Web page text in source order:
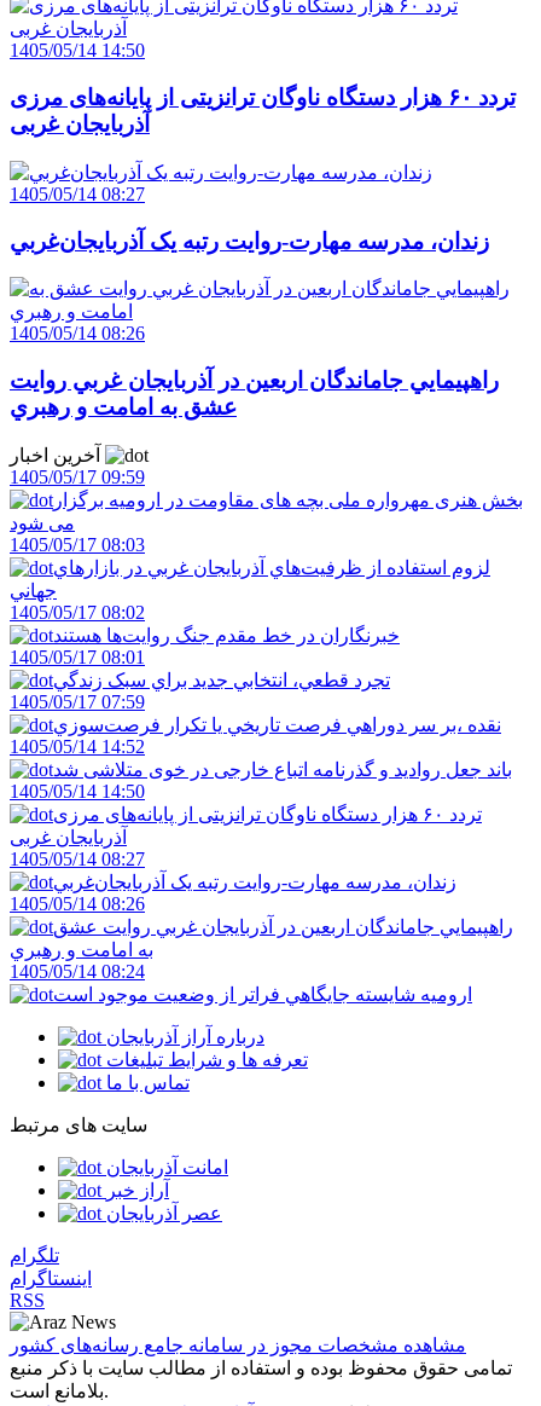
1405/05/14 14:50
تردد ۶۰ هزار دستگاه ناوگان ترانزیتی از پایانه‌های مرزی
آذربایجان ‌غربی
1405/05/14 08:27
زندان، مدرسه مهارت-روايت رتبه يک آذربايجان‌غربي
1405/05/14 08:26
راهپيمايي جاماندگان اربعين در آذربايجان غربي روايت
عشق به امامت و رهبري
1405/05/17 09:59
بخش هنری مهرواره ملی بچه های مقاومت در ارومیه برگزار
می شود
1405/05/17 08:03
لزوم استفاده از ظرفيت‌هاي آذربايجان غربي در بازارهاي
جهاني
1405/05/17 08:02
خبرنگاران در خط مقدم جنگ روايت‌ها هستند
1405/05/17 08:01
تجرد قطعي، انتخابي جديد براي سبک زندگي
1405/05/17 07:59
نقده ،بر سر دوراهي فرصت تاريخي يا تکرار فرصت‌سوزي
1405/05/14 14:52
باند جعل روادید و گذرنامه اتباع خارجی در خوی متلاشی شد
1405/05/14 14:50
تردد ۶۰ هزار دستگاه ناوگان ترانزیتی از پایانه‌های مرزی
آذربایجان ‌غربی
1405/05/14 08:27
زندان، مدرسه مهارت-روايت رتبه يک آذربايجان‌غربي
1405/05/14 08:26
راهپيمايي جاماندگان اربعين در آذربايجان غربي روايت عشق
به امامت و رهبري
1405/05/14 08:24
اروميه شايسته جايگاهي فراتر از وضعيت موجود است
درباره آراز آذربایجان
تعرفه ها و شرایط تبلیغات
تماس با ما
سایت های مرتبط
امانت آذربایجان
آراز خبر
عصر آذربایجان
تلگرام
اینستاگرام
RSS
مشاهده مشخصات مجوز در سامانه جامع رسانه‌های کشور
تمامی حقوق محفوظ بوده و استفاده از مطالب سایت با ذکر منبع
بلامانع است.